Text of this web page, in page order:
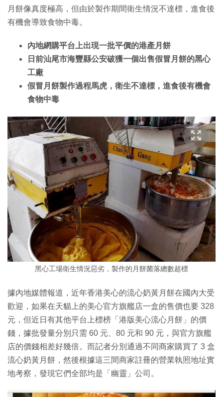
月餅像真度極高，但由於製作期間衛生情況不達標，進食後
有機會導致食物中毒。
內地網購平台上出現一批平價的港產月餅
日前汕尾市海豐縣公安破獲一個出售假冒月餅的黑心
工廠
假冒月餅製作過程馬虎，衛生不達標，進食後有機會
食物中毒
黑心工場衛生情況惡劣，製作的月餅菌落總數超標
據內地媒體報道，近年香港美心的流心奶黃月餅在國內大受
歡迎，如果在天貓上的美心官方旗艦店一盒的售價也要 328
元，但近日有其他平台上標榜「港版美心流心月餅」的價
錢，據批發量分別只需 60 元、80 元和 90 元，與官方旗艦
店的價錢相差好幾倍。而記者分別通過不同商家購買了 3 盒
流心奶黃月餅，然後根據這三間商家註冊的營業執照地址實
地考察，發現它們全部均是「幽靈」公司。